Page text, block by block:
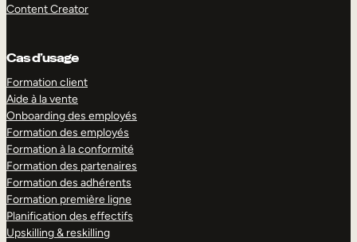
Content Creator
Cas d’usage
Formation client
Aide à la vente
Onboarding des employés
Formation des employés
Formation à la conformité
Formation des partenaires
Formation des adhérents
Formation première ligne
Planification des effectifs
Upskilling & reskilling